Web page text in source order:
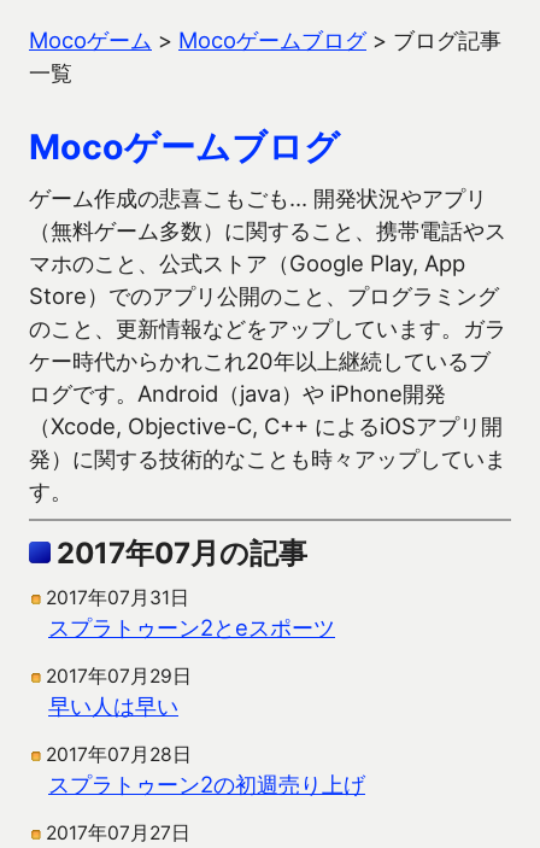
Mocoゲーム > Mocoゲームブログ> ブログ記事
一覧
Mocoゲームブログ
ゲーム作成の悲喜こもごも… 開発状況やアプリ
（無料ゲーム多数）に関すること、携帯電話やス
マホのこと、公式ストア（Google Play, App
Store）でのアプリ公開のこと、プログラミング
のこと、更新情報などをアップしています。ガラ
ケー時代からかれこれ20年以上継続しているブ
ログです。Android（java）や iPhone開発
（Xcode, Objective-C, C++ によるiOSアプリ開
発）に関する技術的なことも時々アップしていま
す。
2017年07月の記事
2017年07月31日
スプラトゥーン2とeスポーツ
2017年07月29日
早い人は早い
2017年07月28日
スプラトゥーン2の初週売り上げ
2017年07月27日